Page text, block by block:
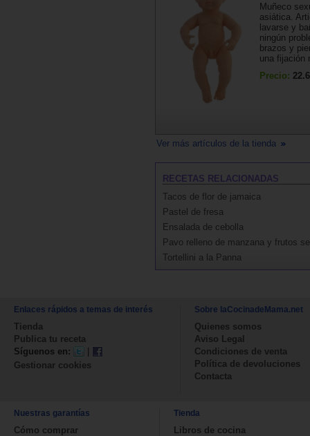
Muñeco
asiática.
lavarse y
ningún
brazos y
una fijación
Precio:
Ver más artículos de la tienda
RECETAS RELACIONADAS
Tacos de flor de jamaica
Pastel de fresa
Ensalada de cebolla
Pavo relleno de manzana y frutos
Tortellini a la Panna
Enlaces rápidos a temas de interés
Tienda
Publica tu receta
Síguenos en:
|
Gestionar cookies
Sobre laCocinadeMama.net
Quienes somos
Aviso Legal
Condiciones de venta
Política de devoluciones
Contacta
Nuestras garantías
Cómo comprar
Tienda
Libros de cocina